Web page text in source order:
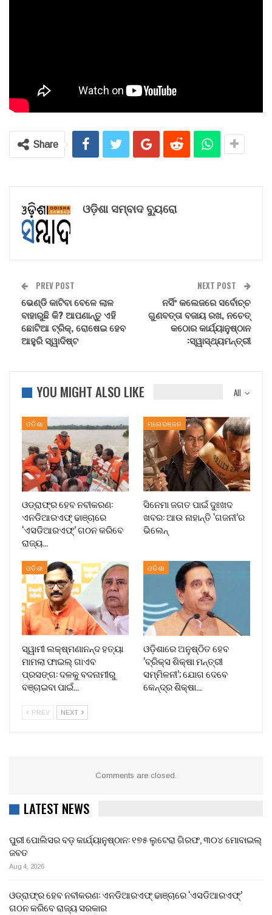
Share
ଓଡ଼ିଶା ସମ୍ବାଦ ବ୍ୟୁରୋ
PREV POST
ଭେଣ୍ଡି କାଟିବା ବେଳେ ଲାଳ
ବାହାରୁଛି କି? ଆପଣାନ୍ତୁ ଏହି
ଛୋଟିଆ ଟ୍ରିକ୍, ରୋଷେଇ ହେବ
ଆହୁରି ସ୍ୱାଦିଷ୍ଟ
NEXT POST
ନର୍ସିଂ କଲେଜରେ ସର୍ବୋଚ୍ଚ
ଗୁଣବତ୍ତା ବଜାୟ ରଖ, ନଚେତ୍‌
କଠୋର କାର୍ଯ୍ୟାନୁଷ୍ଠାନ
:ସ୍ୱାସ୍ଥ୍ୟମନ୍ତ୍ରୀ
All
YOU MIGHT ALSO LIKE
ଓଡିଶା
ଓଡ୍ରାଫ୍‌ର ହେବ ନବୀକରଣ:
ଏନଡିଆରଏଫ୍ ଢାଞ୍ଚାରେ
‘ଏସଡିଆରଏଫ୍’ ଗଠନ କରିବେ
ରାଜ୍ୟ…
ମନୋରଞ୍ଜନ
ସିନେମା ଜଗତ ପାଇଁ ଦୁଃଖଦ
ଖବର: ଆଉ ନାହାନ୍ତି ‘ଗଜନୀ’ର
ଭିଲେନ୍
ଓଡିଶା
ସ୍ୱାମୀ ଲକ୍ଷ୍ମଣାନନ୍ଦ ହତ୍ୟା
ମାମଲା ଫାଇଲ୍ ଗାଏବ
ପ୍ରସଙ୍ଗ: ଦଳକୁ ବଦନାମୀରୁ
ବଞ୍ଚାଇବା ପାଇଁ…
ଓଡିଶା
ଓଡ଼ିଶାରେ ଅନୁଷ୍ଠିତ ହେବ
‘ବ୍ରିକ୍ସ ଶିକ୍ଷା ମନ୍ତ୍ରୀ
ସମ୍ମିଳନୀ’; ଯୋଗ ଦେବେ
କେନ୍ଦ୍ର ଶିକ୍ଷା…
PREV NEXT
Comments are closed.
LATEST NEWS
ପୁରୀ ପୋଲିସର ବଡ଼ କାର୍ଯ୍ୟାନୁଷ୍ଠାନ: ୧୭୫ ଲୁଟେରା ଗିରଫ, ୩୦୪ ମୋବାଇଲ୍
ଜବତ
Aug 4, 2026
ଓଡ୍ରାଫ୍‌ର ହେବ ନବୀକରଣ: ଏନଡିଆରଏଫ୍ ଢାଞ୍ଚାରେ ‘ଏସଡିଆରଏଫ୍’
ଗଠନ କରିବେ ରାଜ୍ୟ ସରକାର